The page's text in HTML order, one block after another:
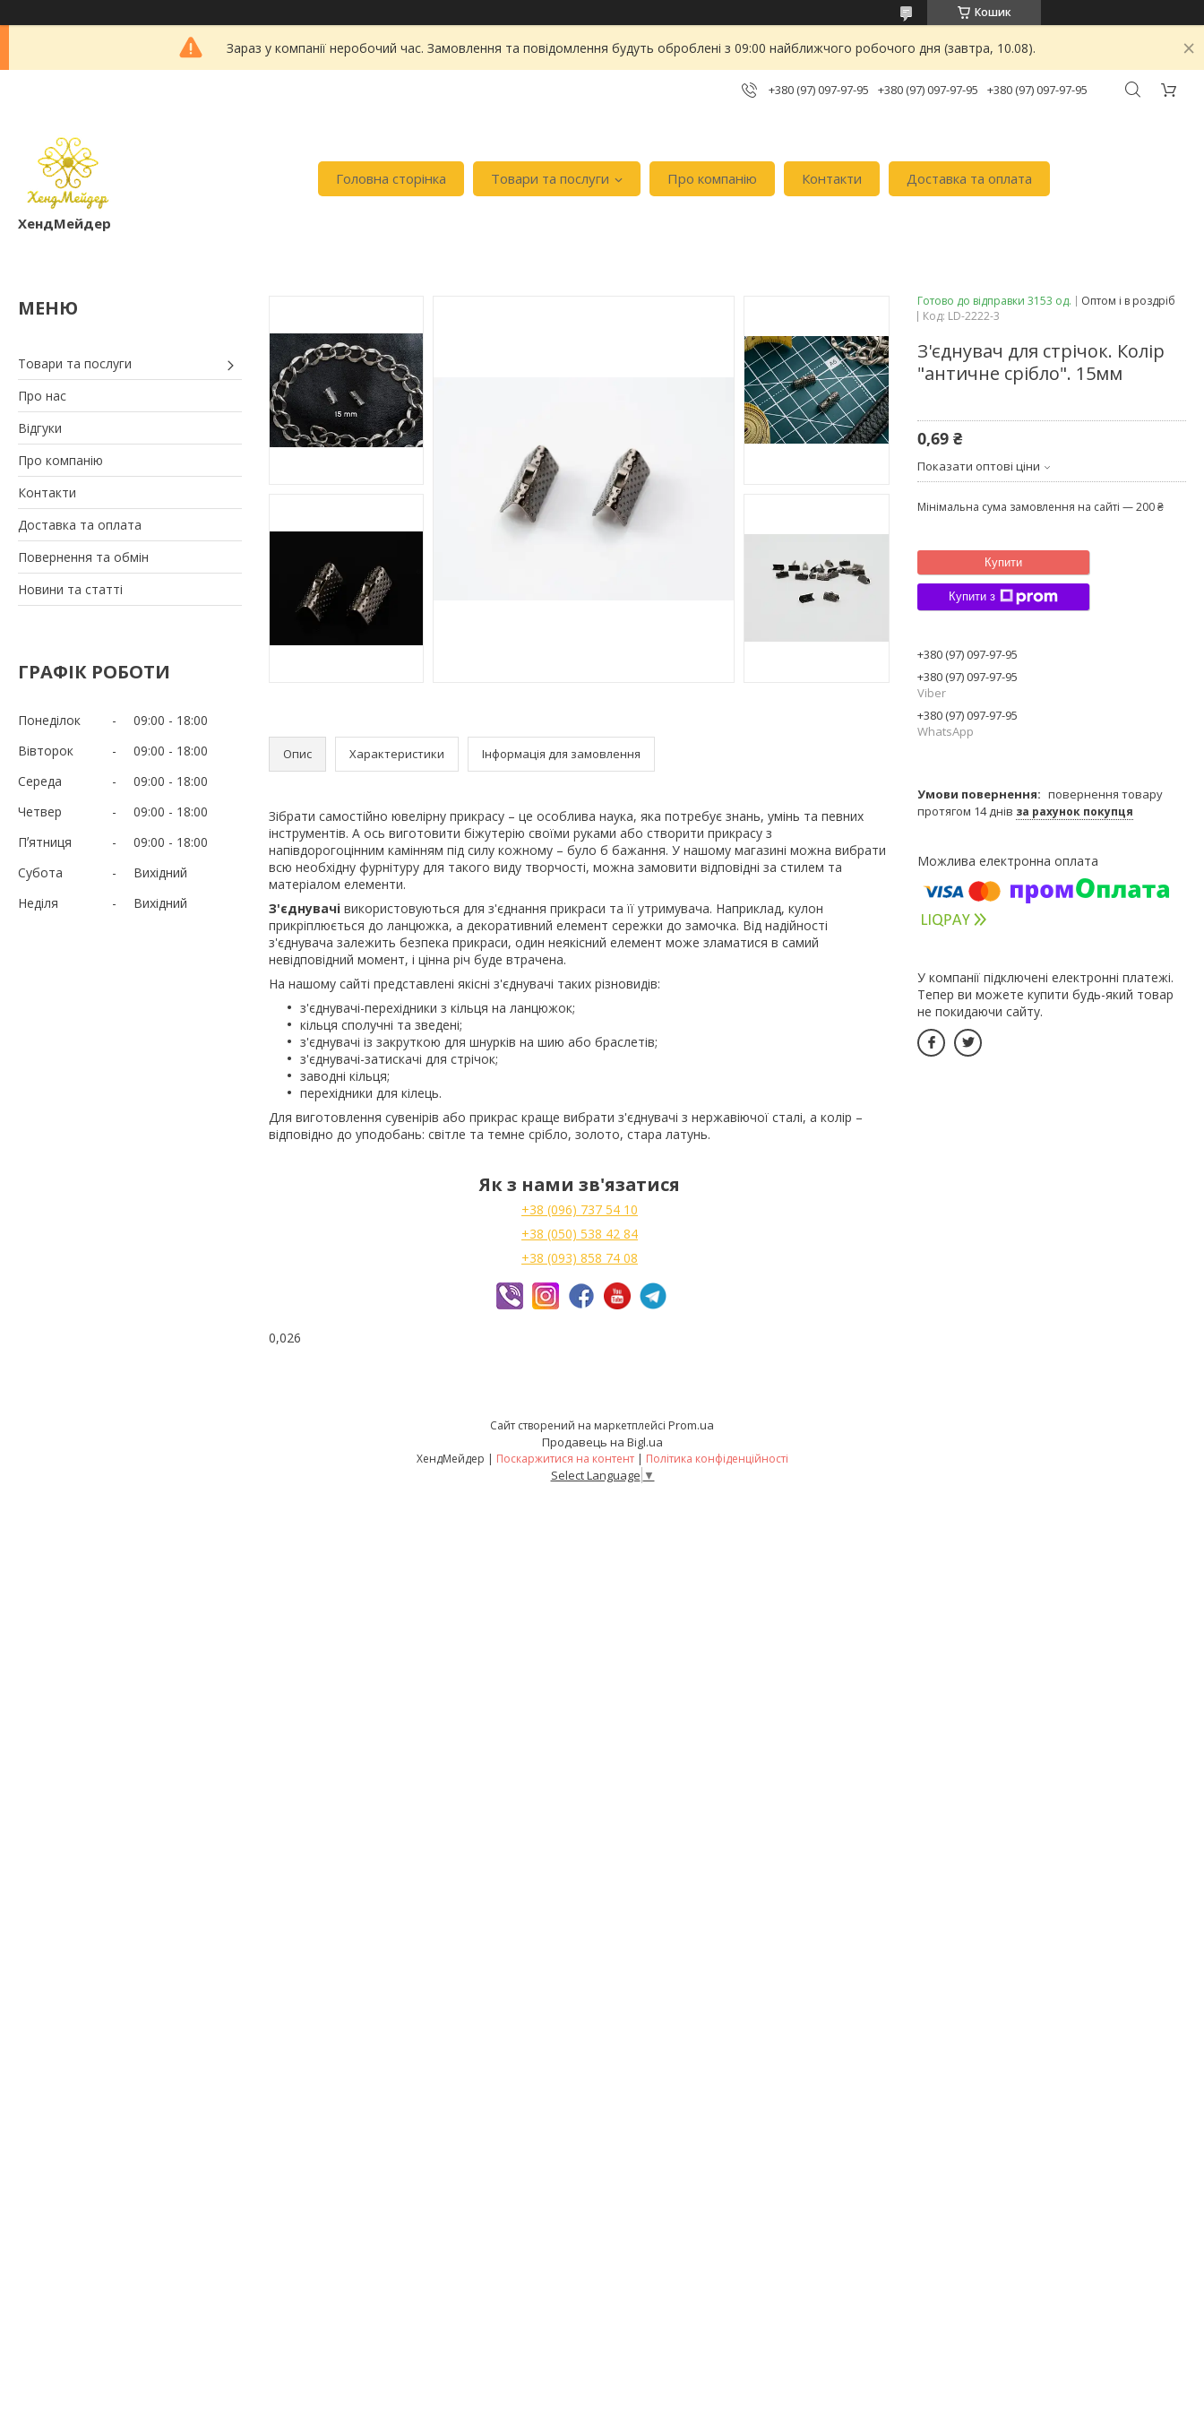
Кошик
Зараз у компанії неробочий час. Замовлення та повідомлення будуть оброблені з 09:00 найближчого робочого дня (завтра, 10.08).
+380 (97) 097-97-95 +380 (97) 097-97-95 +380 (97) 097-97-95
ХендМейдер
Головна сторінка Товари та послуги Про компанію Контакти Доставка та оплата
Товари та послуги
Про нас
Відгуки
Про компанію
Контакти
Доставка та оплата
Повернення та обмін
Новини та статті
ГРАФІК РОБОТИ
Понеділок 09:00
18:00
Вівторок
09:00
18:00
Середа
09:00
18:00
Четвер
09:00
18:00
Пʼятниця
09:00
18:00
Субота
Вихідний
Неділя
Вихідний
Опис Характеристики Інформація для замовлення
Зібрати самостійно ювелірну прикрасу – це особлива наука, яка потребує знань, умінь та певних
інструментів. А ось виготовити біжутерію своїми руками або створити прикрасу з
напівдорогоцінним камінням під силу кожному – було б бажання. У нашому магазині можна вибрати
всю необхідну фурнітуру для такого виду творчості, можна замовити відповідні за стилем та
матеріалом елементи.
З'єднувачі використовуються для з'єднання прикраси та її утримувача. Наприклад, кулон
прикріплюється до ланцюжка, а декоративний елемент сережки до замочка. Від надійності
з'єднувача залежить безпека прикраси, один неякісний елемент може зламатися в самий
невідповідний момент, і цінна річ буде втрачена.
На нашому сайті представлені якісні з'єднувачі таких різновидів:
з'єднувачі-перехідники з кільця на ланцюжок;
кільця сполучні та зведені;
з'єднувачі із закруткою для шнурків на шию або браслетів;
з'єднувачі-затискачі для стрічок;
заводні кільця;
перехідники для кілець.
Для виготовлення сувенірів або прикрас краще вибрати з'єднувачі з нержавіючої сталі, а колір –
відповідно до уподобань: світле та темне срібло, золото, стара латунь.
Як з нами зв'язатися
+38 (096) 737 54 10
+38 (050) 538 42 84
+38 (093) 858 74 08
0,026
Готово до відправки 3153 од.
Оптом і в роздріб
Код: LD-2222-3
З'єднувач для стрічок. Колір
"античне срібло". 15мм
0,69 ₴
Показати оптові ціни
Мінімальна сума замовлення на сайті — 200 ₴
Купити
Купити з
+380 (97) 097-97-95
+380 (97) 097-97-95
Viber
+380 (97) 097-97-95
WhatsApp
повернення товару
протягом 14 днів за рахунок покупця
У компанії підключені електронні платежі.
Тепер ви можете купити будь-який товар
не покидаючи сайту.
Сайт створений на маркетплейсі Prom.ua
Продавець на Bigl.ua
ХендМейдер | Поскаржитися на контент | Політика конфіденційності
Select Language ▼